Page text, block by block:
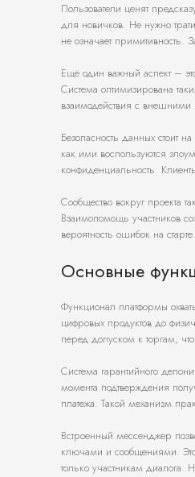
Пользователи ценят
для новичков. Не нужно
не означает
Ещё один важный аспект –
Система оптимизирована
взаимодействия с
Безопасность данных стоит
как ими воспользуются
конфиденциальность.
Сообщество вокруг проекта
Взаимопомощь участников
вероятность ошибок на
Основные
Функционал платформы
цифровых продуктов до
перед допуском к торгам,
Система гарантийного
момента подтверждения
платежа. Такой механизм
Встроенный мессенджер
ключами и сообщениями.
только участникам диалога.